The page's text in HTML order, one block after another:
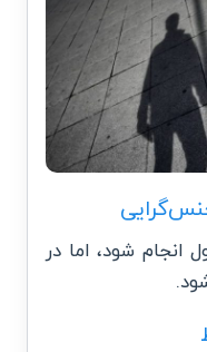
انجام شود، اما در